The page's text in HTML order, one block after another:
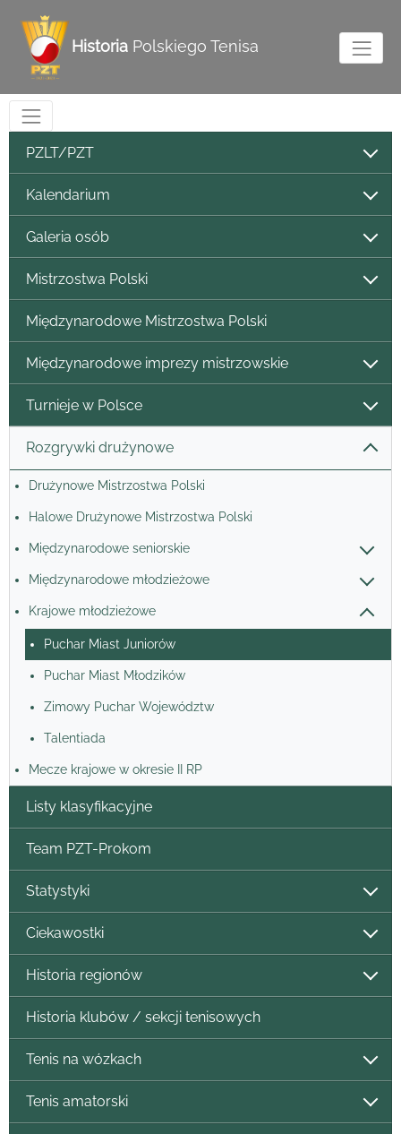
Historia Polskiego Tenisa
PZLT/PZT
Kalendarium
Galeria osób
Mistrzostwa Polski
Międzynarodowe Mistrzostwa Polski
Międzynarodowe imprezy mistrzowskie
Turnieje w Polsce
Rozgrywki drużynowe
Drużynowe Mistrzostwa Polski
Halowe Drużynowe Mistrzostwa Polski
Międzynarodowe seniorskie
Międzynarodowe młodzieżowe
Krajowe młodzieżowe
Puchar Miast Juniorów
Puchar Miast Młodzików
Zimowy Puchar Województw
Talentiada
Mecze krajowe w okresie II RP
Listy klasyfikacyjne
Team PZT-Prokom
Statystyki
Ciekawostki
Historia regionów
Historia klubów / sekcji tenisowych
Tenis na wózkach
Tenis amatorski